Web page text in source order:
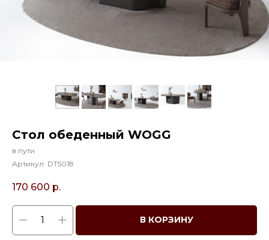
Стол обеденный WOGG
в пути
Артикул: DT5018
170 600 р.
В КОРЗИНУ